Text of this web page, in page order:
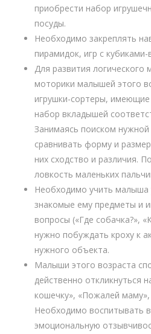
приобрести набор
посуды.
Необходимо закреплять
пирамидок, игр с
Для развития
моторики малышей этого
игрушки-сортеры,
набор вкладышей
Занимаясь поиском нужной
сравнивать форму и
них сходство и различия.
ловкость маленьких
Необходимо учить малыша
знакомые ему предметы и
вопросы («Где собачка?»,
нужно побуждать кроху к
нужного объекта.
Малыши этого возраста
действенно откликнуться
кошечку», «Пожалей
Необходимо воспитывать
эмоциональную